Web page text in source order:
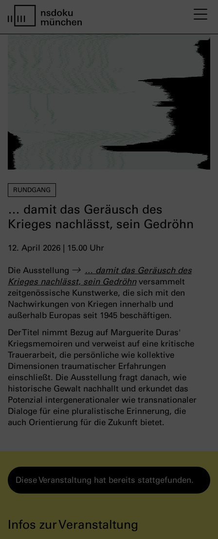
RUNDGANG
… damit das Geräusch des
Krieges nachlässt, sein Gedröhn
12. April 2026 | 15.00 Uhr
Die Ausstellung
… damit das Geräusch des
Krieges nachlässt, sein Gedröhnversammelt
zeitgenössische Kunstwerke, die sich mit den
Nachwirkungen von Kriegen innerhalb und
außerhalb Europas seit 1945 beschäftigen.
Der Titel nimmt Bezug auf Marguerite Duras'
Kriegsmemoiren und verweist auf eine kritische
Trauerarbeit, die persönliche wie kollektive
Dimensionen traumatischer Erfahrungen
einschließt. Die Ausstellung fragt danach, wie
historische Gewalt nachhallt und erkundet das
Potenzial intergenerationaler wie transnationaler
Dialoge für eine pluralistische Erinnerung, die
auch Orientierung für die Zukunft bietet.
Diese Veranstaltung hat bereits stattgefunden.
Infos zur Veranstaltung